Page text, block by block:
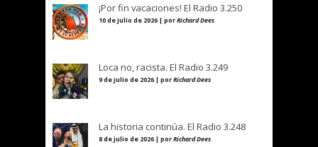
¡Por fin vacaciones! El Radio 3.250
10 de julio de 2026 | porRichard Dees
Loca no, racista. El Radio 3.249
9 de julio de 2026 | porRichard Dees
La historia continúa. El Radio 3.248
8 de julio de 2026 | porRichard Dees